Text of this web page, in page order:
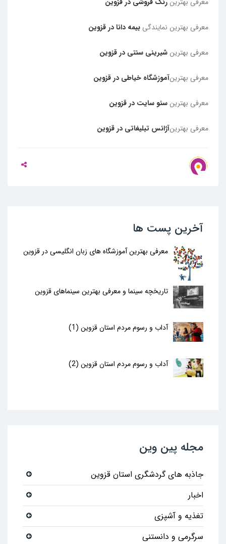
معرفی بهترین رنگ فروشی در قزوین
معرفی بهترین نمایندگی بیمه دانا در قزوین
معرفی بهترین شیرینی سنتی در قزوین
معرفی بهترینآموزشگاه خیاطی در قزوین
معرفی بهترین سئو سایت در قزوین
معرفی بهترینآژانس تبلیغاتی در قزوین
آخرین پست ها
معرفی بهترین آموزشگاه های زبان انگلیسی در قزوین
تاریخچه سینما و معرفی بهترین سینماهای قزوین
آداب و رسوم مردم استان قزوین (1)
آداب و رسوم مردم استان قزوین (2)
مجله پین وین
جاذبه های گردشگری استان قزوین
اخبار
تغذیه و آشپزی
سرگرمی و دانستنی